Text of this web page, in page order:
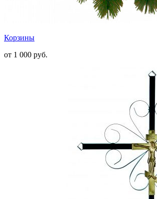
Корзины
от 1 000 руб.